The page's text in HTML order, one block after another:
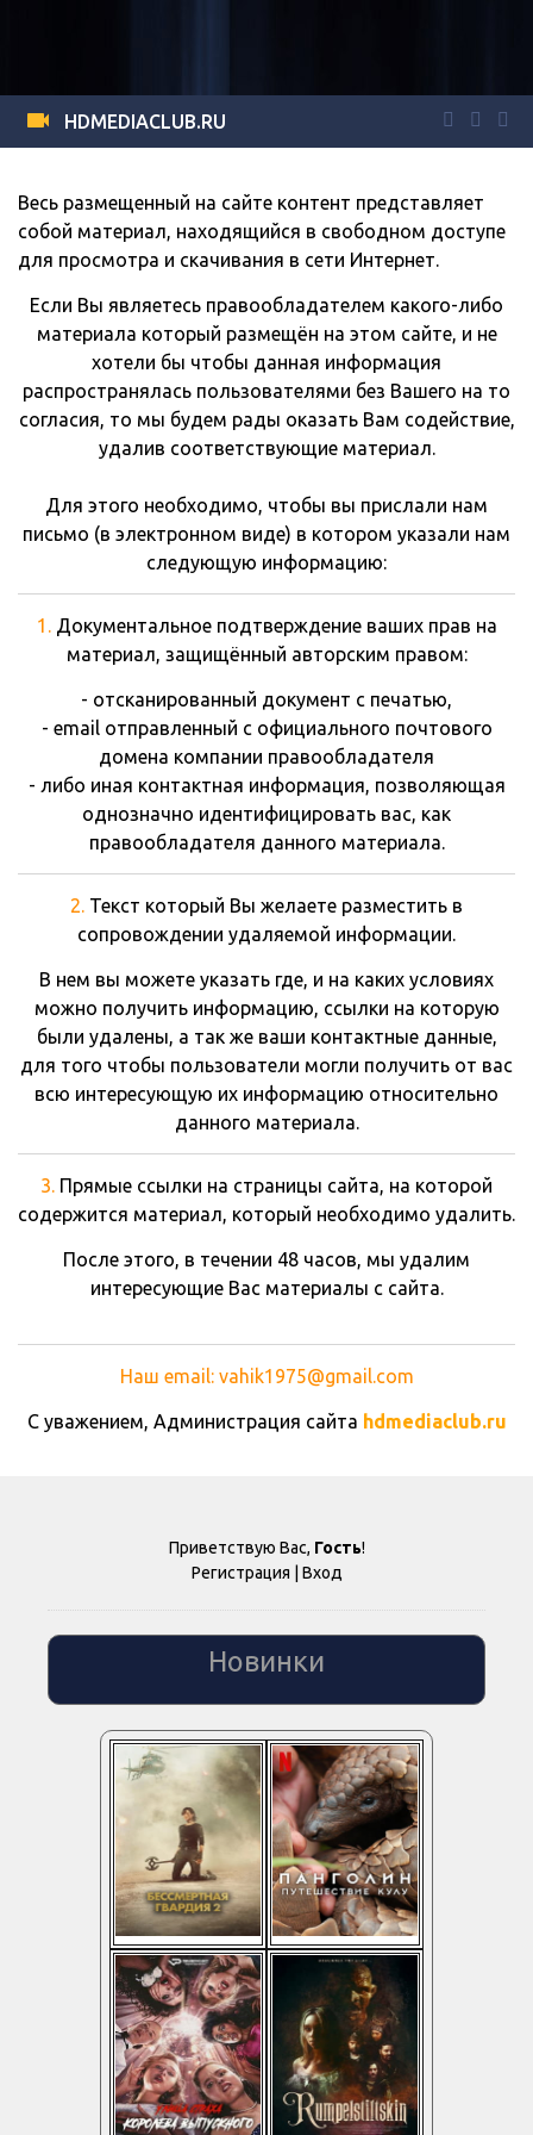
HDMEDIACLUB.RU
Весь размещенный на сайте контент представляет
собой материал, находящийся в свободном доступе
для просмотра и скачивания в сети Интернет.
Если Вы являетесь правообладателем какого-либо
материала который размещён на этом сайте, и не
хотели бы чтобы данная информация
распространялась пользователями без Вашего на то
согласия, то мы будем рады оказать Вам содействие,
удалив соответствующие материал.
Для этого необходимо, чтобы вы прислали нам
письмо (в электронном виде) в котором указали нам
следующую информацию:
1.Документальное подтверждение ваших прав на
материал, защищённый авторским правом:
- отсканированный документ с печатью,
- email отправленный с официального почтового
домена компании правообладателя
- либо иная контактная информация, позволяющая
однозначно идентифицировать вас, как
правообладателя данного материала.
2. Текст который Вы желаете разместить в
сопровождении удаляемой информации.
В нем вы можете указать где, и на каких условиях
можно получить информацию, ссылки на которую
были удалены, а так же ваши контактные данные,
для того чтобы пользователи могли получить от вас
всю интересующую их информацию относительно
данного материала.
3. Прямые ссылки на страницы сайта, на которой
содержится материал, который необходимо удалить.
После этого, в течении 48 часов, мы удалим
интересующие Вас материалы с сайта.
Наш email: vahik1975@gmail.com
С уважением, Администрация сайта hdmediaclub.ru
Приветствую Вас, Гость!
Регистрация
Вход
Новинки